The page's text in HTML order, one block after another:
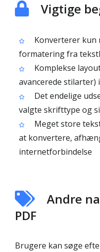
Vigtige
Konverterer kun
formatering fra
Komplekse
avancerede
Det endelige
valgte skrifttype og
Meget store
at konvertere,
internetforbindelse
Andre
PDF
Brugere kan søge